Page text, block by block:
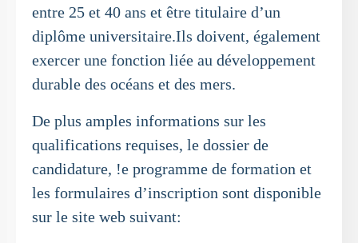
entre 25 et 40 ans et être titulaire d’un
diplôme universitaire.Ils doivent, également
exercer une fonction liée au développement
durable des océans et des mers.
De plus amples informations sur les
qualifications requises, le dossier de
candidature, !e programme de formation et
les formulaires d’inscription sont disponible
sur le site web suivant: